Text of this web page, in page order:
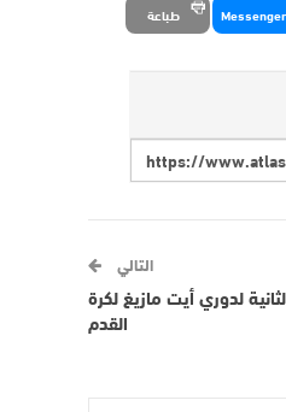
Messenger طباعة
التالي
لدوري أيت مازيغ لكرة
القدم